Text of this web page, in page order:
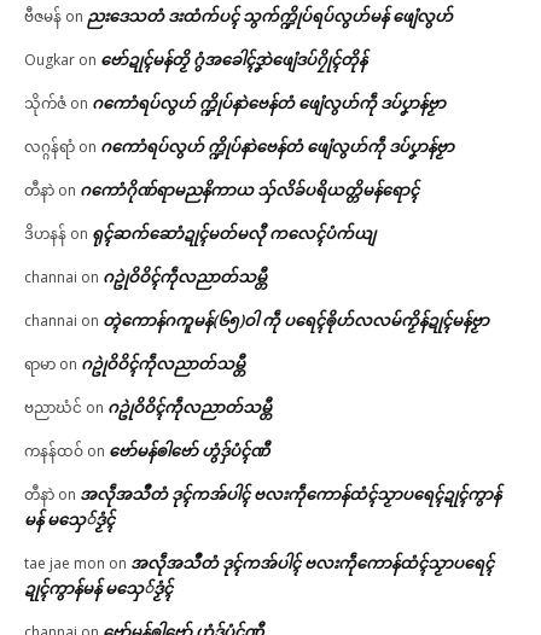
ဗီဇမန် on ညးဒေသတံ ဒးထံက်ပၚ် သွက်က္ဍိုပ်ရပ်လွဟ်မန် ဖျေံလွဟ်
Ougkar on ဗော်ဍုၚ်မန်တၟိ ဂွံအခေါၚ်ဒၞာဲဖျေံဒပ်ဂၠိုၚ်တိုန်
သိုက်ဇံ on ဂကောံရပ်လွဟ် က္ဍိုပ်နာဲဗေန်တံ ဖျေံလွဟ်ကဵု ဒပ်ပၞာန်ဗၟာ
လဂ္ဂန်ရာံ on ဂကောံရပ်လွဟ် က္ဍိုပ်နာဲဗေန်တံ ဖျေံလွဟ်ကဵု ဒပ်ပၞာန်ဗၟာ
တီနာဲ on ဂကောံဂိုဏ်ရာမညနိကာယ သှ်လိခ်ပရိယတ္တိမန်ရောၚ်
ဒိဟနန် on ရုၚ်ဆက်ဆောံဍုၚ်မတ်မလီု ကလေၚ်ပံက်ယျ
channai on ဂဥုဲဝိဝိၚ်ကဵုလညာတ်သမ္တီ
channai on တ္ၚဲကောန်ဂကူမန်(၆၅)ဝါ ကဵု ပရေၚ်ၜိုဟ်လလမ်ကၟိန်ဍုၚ်မန်ဗၟာ
ရာမာ on ဂဥုဲဝိဝိၚ်ကဵုလညာတ်သမ္တီ
ဗညာဃံင် on ဂဥုဲဝိဝိၚ်ကဵုလညာတ်သမ္တီ
ကနန်ထဝ် on ဗော်မန်ၜါဗော် ဟွံဒှ်ပံၚ်ဏီ
တီနာဲ on အလဵုအသဳတံ ဒုၚ်ကအ်ပါၚ် ဗလးကဵုကောန်ထံၚ်သၟာပရေၚ်ဍုၚ်ကွာန်
မန် မသှေ်ဒၟံၚ်
tae jae mon on အလဵုအသဳတံ ဒုၚ်ကအ်ပါၚ် ဗလးကဵုကောန်ထံၚ်သၟာပရေၚ်
ဍုၚ်ကွာန်မန် မသှေ်ဒၟံၚ်